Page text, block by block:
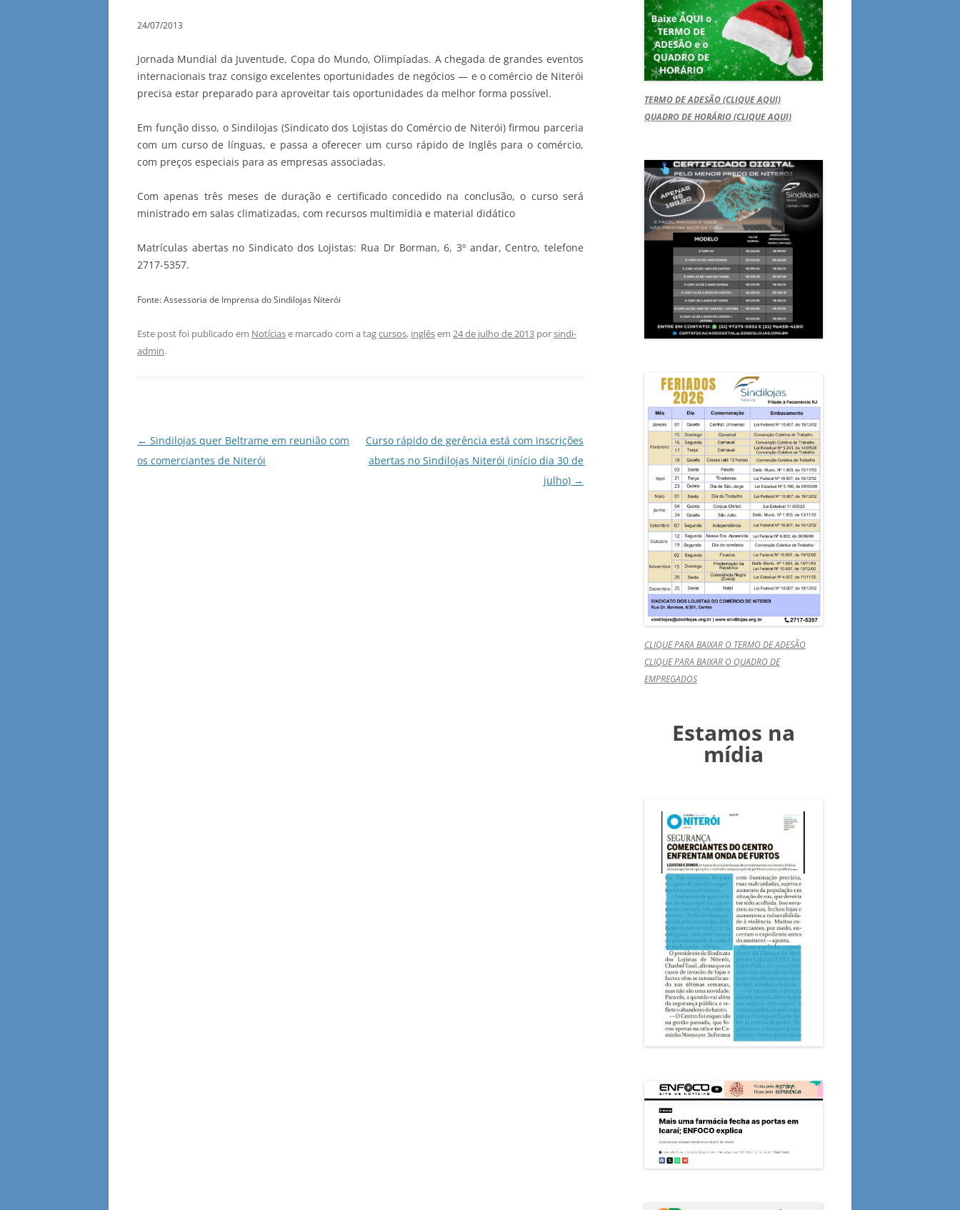
24/07/2013
Jornada Mundial da Juventude, Copa do Mundo, Olimpíadas. A chegada de grandes eventos
internacionais traz consigo excelentes oportunidades de negócios — e o comércio de Niterói
precisa estar preparado para aproveitar tais oportunidades da melhor forma possível.
Em função disso, o Sindilojas (Sindicato dos Lojistas do Comércio de Niterói) firmou parceria
com um curso de línguas, e passa a oferecer um curso rápido de Inglês para o comércio,
com preços especiais para as empresas associadas.
Com apenas três meses de duração e certificado concedido na conclusão, o curso será
ministrado em salas climatizadas, com recursos multimídia e material didático
Matrículas abertas no Sindicato dos Lojistas: Rua Dr Borman, 6, 3º andar, Centro, telefone
2717-5357.
Fonte: Assessoria de Imprensa do Sindilojas Niterói
Este post foi publicado em Notíciase marcado com a tagcursos, inglêsem 24 de julho de 2013 porsindi-
admin.
Navegação
de
← Sindilojas quer Beltrame em reunião com
os comerciantes de Niterói
Curso rápido de gerência está com inscrições
abertas no Sindilojas Niterói (início dia 30 de
julho) →
TERMO DE ADESÃO (CLIQUE AQUI)
QUADRO DE HORÁRIO (CLIQUE AQUI)
CLIQUE PARA BAIXAR O TERMO DE ADESÃO
CLIQUE PARA BAIXAR O QUADRO DE
EMPREGADOS
Estamos na
mídia